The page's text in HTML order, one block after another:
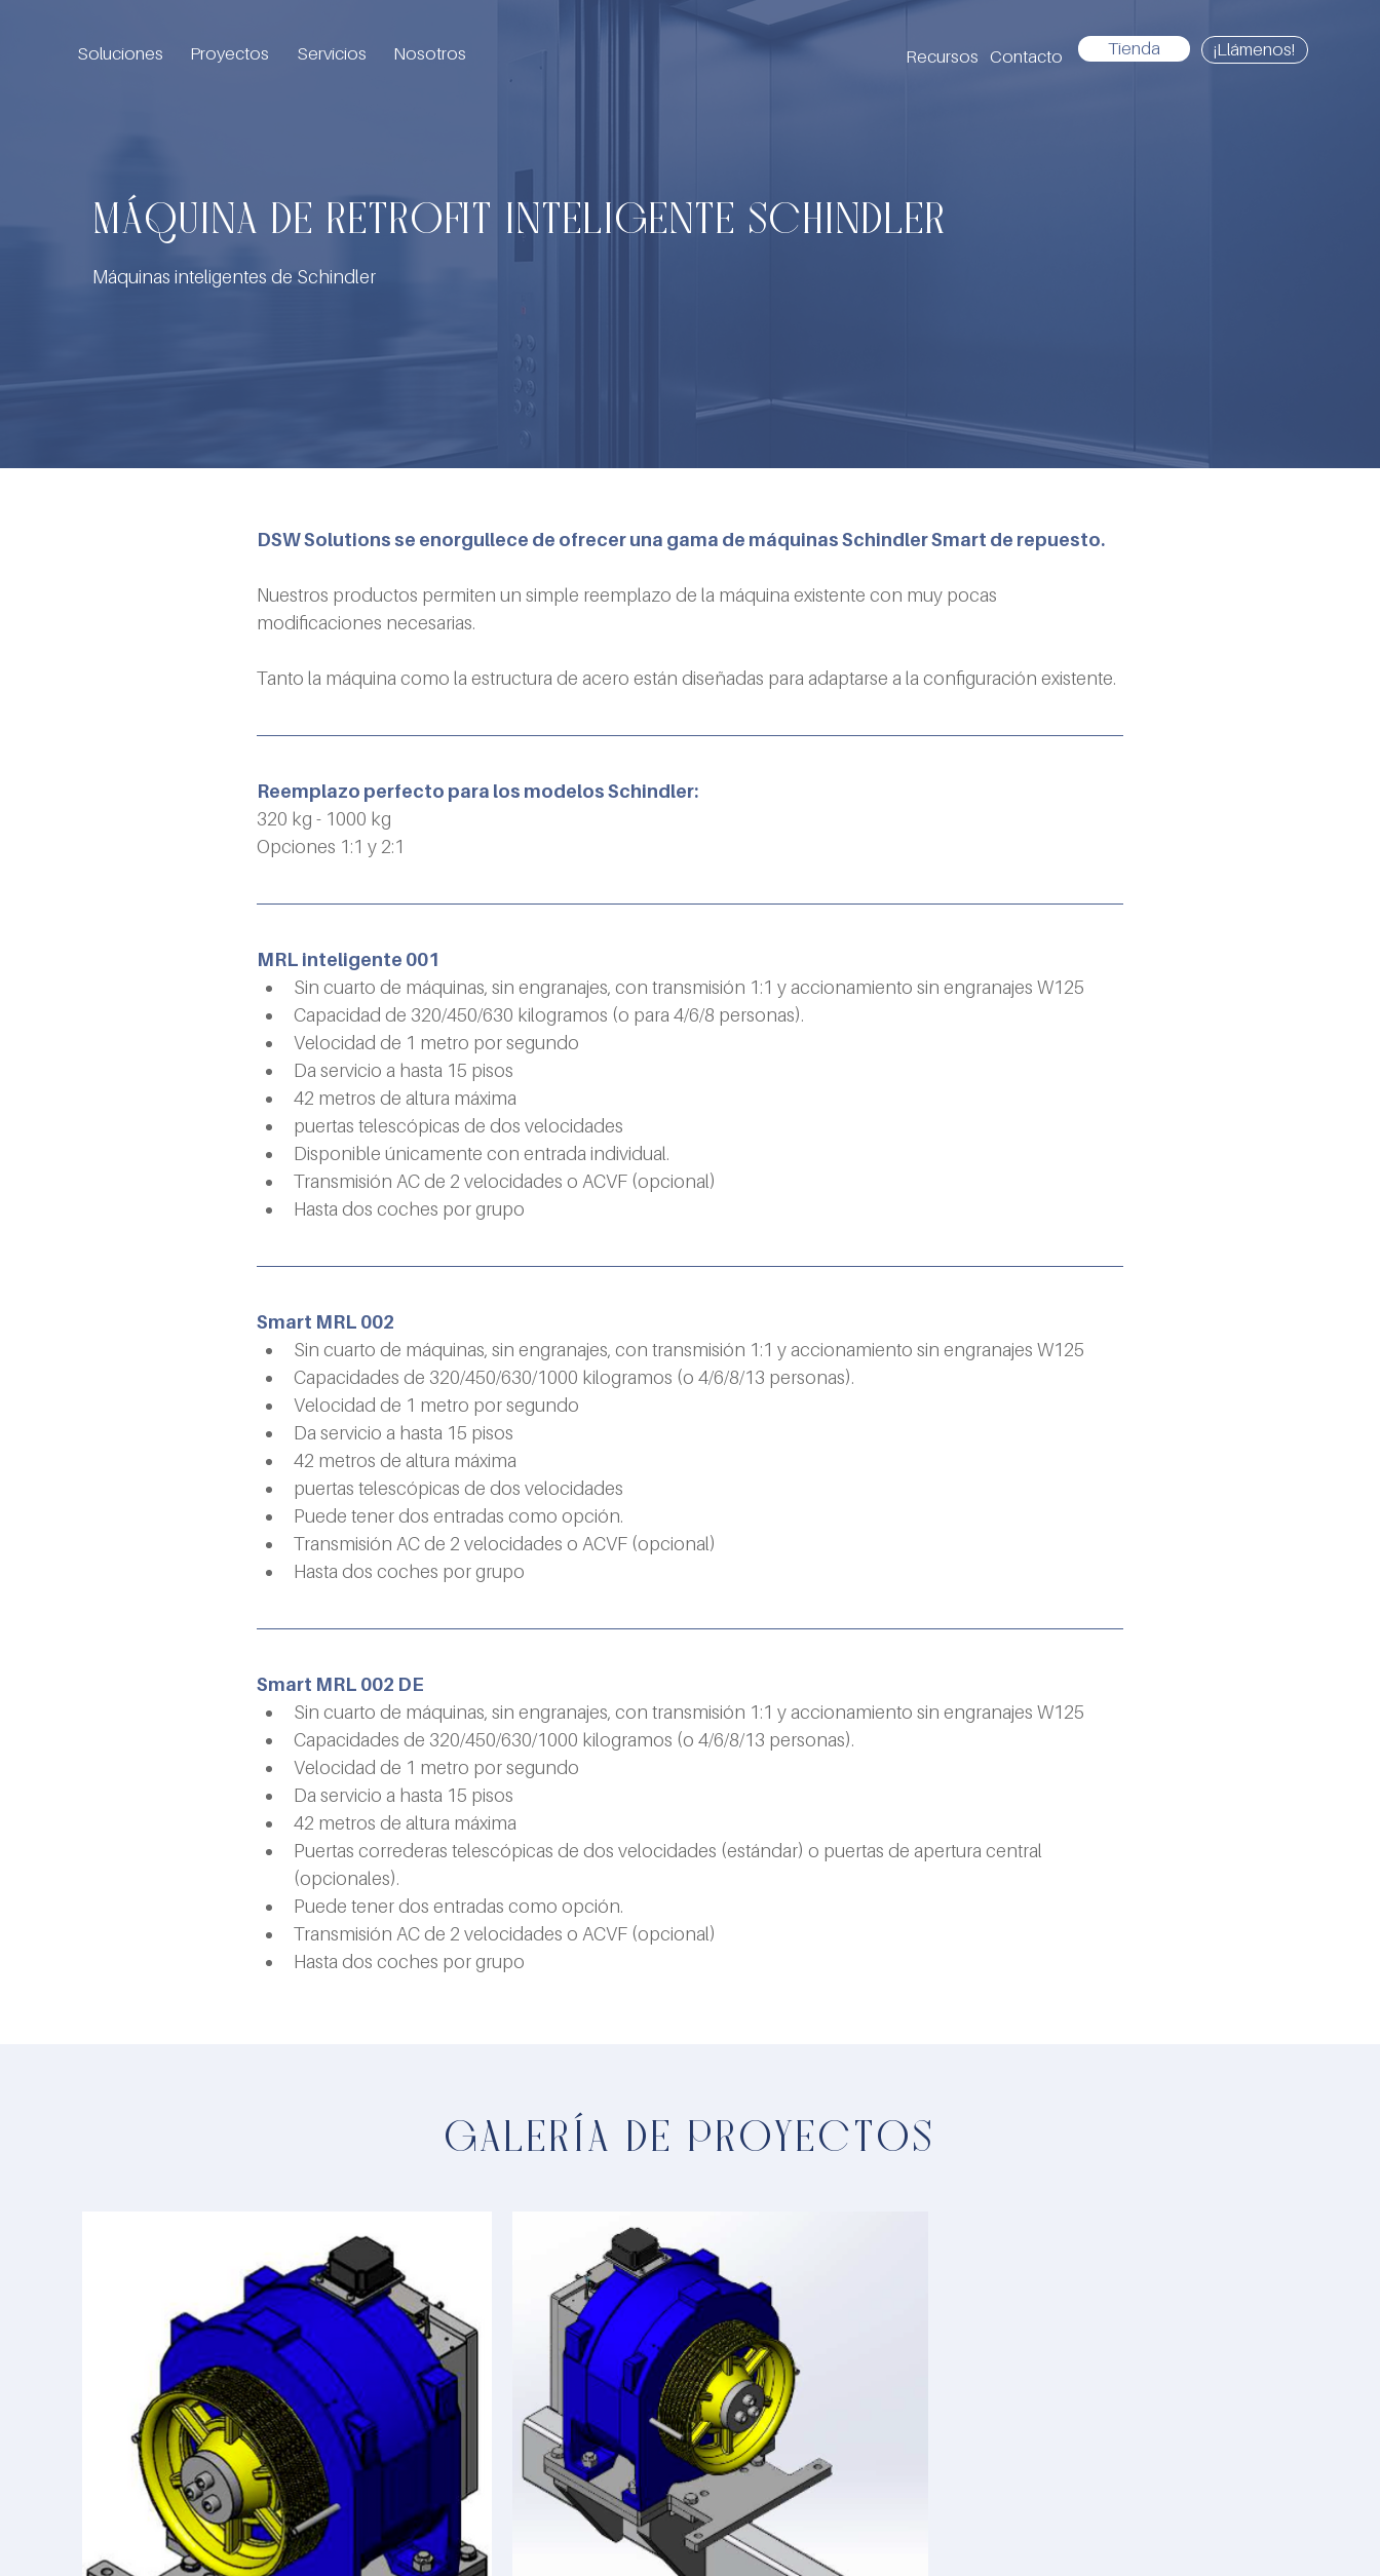
Soluciones Proyectos Servicios Nosotros Recursos Contacto Tienda ¡Llámenos!
MÁQUINA DE RETROFIT INTELIGENTE SCHINDLER
Máquinas inteligentes de Schindler
DSW Solutions se enorgullece de ofrecer una gama de máquinas Schindler Smart de repuesto.
Nuestros productos permiten un simple reemplazo de la máquina existente con muy pocas
modificaciones necesarias.
Tanto la máquina como la estructura de acero están diseñadas para adaptarse a la configuración existente.
Reemplazo perfecto para los modelos Schindler:
320 kg - 1000 kg
Opciones 1:1 y 2:1
MRL inteligente 001
Sin cuarto de máquinas, sin engranajes, con transmisión 1:1 y accionamiento sin engranajes W125
Capacidad de 320/450/630 kilogramos (o para 4/6/8 personas).
Velocidad de 1 metro por segundo
Da servicio a hasta 15 pisos
42 metros de altura máxima
puertas telescópicas de dos velocidades
Disponible únicamente con entrada individual.
Transmisión AC de 2 velocidades o ACVF (opcional)
Hasta dos coches por grupo
Smart MRL 002
Sin cuarto de máquinas, sin engranajes, con transmisión 1:1 y accionamiento sin engranajes W125
Capacidades de 320/450/630/1000 kilogramos (o 4/6/8/13 personas).
Velocidad de 1 metro por segundo
Da servicio a hasta 15 pisos
42 metros de altura máxima
puertas telescópicas de dos velocidades
Puede tener dos entradas como opción.
Transmisión AC de 2 velocidades o ACVF (opcional)
Hasta dos coches por grupo
Smart MRL 002 DE
Sin cuarto de máquinas, sin engranajes, con transmisión 1:1 y accionamiento sin engranajes W125
Capacidades de 320/450/630/1000 kilogramos (o 4/6/8/13 personas).
Velocidad de 1 metro por segundo
Da servicio a hasta 15 pisos
42 metros de altura máxima
Puertas correderas telescópicas de dos velocidades (estándar) o puertas de apertura central
(opcionales).
Puede tener dos entradas como opción.
Transmisión AC de 2 velocidades o ACVF (opcional)
Hasta dos coches por grupo
GALERÍA DE PROYECTOS